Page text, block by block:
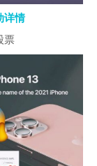
详情
票